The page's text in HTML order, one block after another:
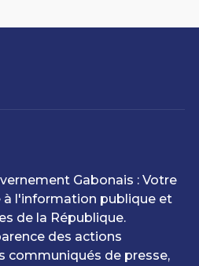
Gabonais : Votre
à l'information publique et
de la République.
des actions
communiqués de presse,